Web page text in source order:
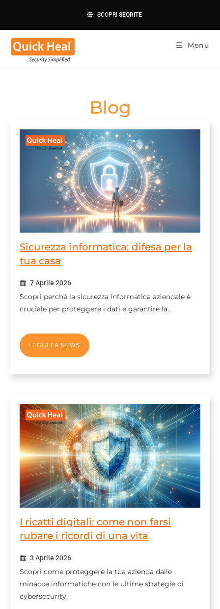
SCOPRI SEQRITE
Menu
Blog
Sicurezza informatica: difesa per la
tua casa
7 Aprile 2026
Scopri perché la sicurezza informatica aziendale è
cruciale per proteggere i dati e garantire la…
LEGGI LA NEWS
I ricatti digitali: come non farsi
rubare i ricordi di una vita
3 Aprile 2026
Scopri come proteggere la tua azienda dalle
minacce informatiche con le ultime strategie di
cybersecurity.